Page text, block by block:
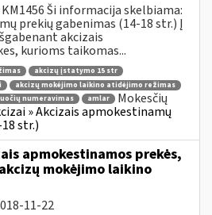
Ši informacija skelbiama:
prekių gabenimas (14-18 str.) Į
akcizais
kurioms taikomas...
akcizų įstatymo 15 str
akcizų mokėjimo laikino atidėjimo režimas
numeravimas amlar
Mokesčių
» Akcizais apmokestinamų
str.)
apmokestinamos prekės,
mokėjimo laikino
11-22